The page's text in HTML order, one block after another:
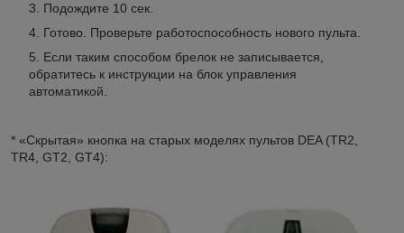
Подождите 10 сек.
Готово. Проверьте работоспособность нового пульта.
Если таким способом брелок не записывается,
обратитесь к инструкции на блок управления
автоматикой.
* «Скрытая» кнопка на старых моделях пультов DEA (TR2,
TR4, GT2, GT4):